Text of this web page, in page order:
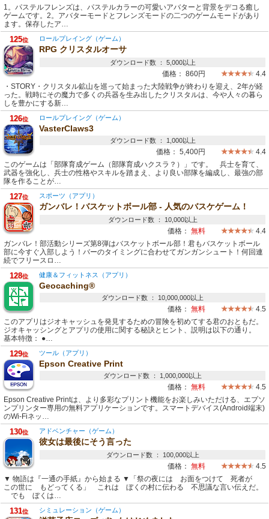
1。パステルフレンズは、パステルカラーの可愛いアバターと背景をデコる癒し
ゲームです。2。アバターモードとフレンズモードの二つのゲームモードがあり
ます。保存したア…
125位 ロールプレイング（ゲーム）
RPG クリスタルオーサ
ダウンロード数 ： 5,000以上
価格： 860円
4.4
・STORY・クリスタル鉱山を巡って始まった大陸戦争が終わりを迎え、2年が経
った。戦時にその魔力で多くの兵器を生み出したクリスタルは、今や人々の暮ら
しを豊かにする新…
126位 ロールプレイング（ゲーム）
VasterClaws3
ダウンロード数 ： 1,000以上
価格： 5,400円
4.4
このゲームは「部隊育成ゲーム（部隊育成ハクスラ？）」です。 兵士を育て、
武器を強化し、兵士の性格やスキルを踏まえ、より良い部隊を編成し、最強の部
隊を作ることが…
127位 スポーツ（アプリ）
ガンバレ！バスケットボール部 - 人気のバスケゲーム！
ダウンロード数 ： 10,000以上
価格： 無料
4.4
ガンバレ！部活動シリーズ第8弾はバスケットボール部！君もバスケットボール
部に今すぐ入部しよう！バーのタイミングに合わせてガンガンシュート！何回連
続でフリースロ…
128位 健康＆フィットネス（アプリ）
Geocaching®
ダウンロード数 ： 10,000,000以上
価格： 無料
4.5
このアプリはジオキャッシュを発見するための冒険を初めてする君のおともだ。
ジオキャッシングとアプリの使用に関する秘訣とヒント、説明は以下の通り。
基本特徴： ●…
129位 ツール（アプリ）
Epson Creative Print
ダウンロード数 ： 1,000,000以上
価格： 無料
4.5
Epson Creative Printは、より多彩なプリント機能をお楽しみいただける、エプソ
ンプリンター専用の無料アプリケーションです。スマートデバイス(Android端末)
のWi-Fiネッ…
130位 アドベンチャー（ゲーム）
彼女は最後にそう言った
ダウンロード数 ： 100,000以上
価格： 無料
4.5
▼ 物語は『一通の手紙』から始まる ▼「祭の夜には お面をつけて 死者が
この世に もどってくる」 これは ぼくの村に伝わる 不思議な言い伝えだ。
でも ぼくは…
131位 シミュレーション（ゲーム）